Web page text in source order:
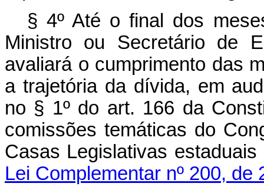
§ 4º Até o final dos
Ministro ou Secretário de
avaliará o cumprimento das
a trajetória da dívida, em
no § 1º do art. 166 da
comissões temáticas do
Casas Legislativas
Lei Complementar nº 200, de